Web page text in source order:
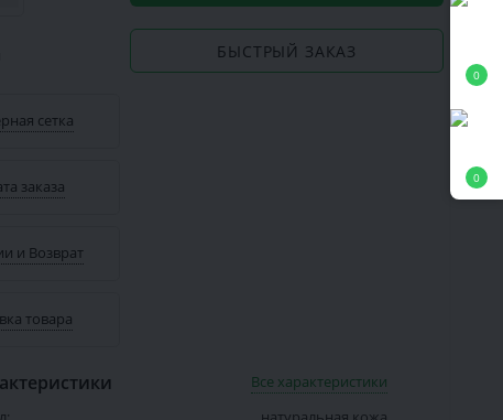
0
0
БЫСТРЫЙ ЗАКАЗ
сетка
заказа
и Возврат
товара
Все характеристики